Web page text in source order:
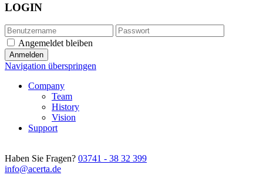
LOGIN
Angemeldet bleiben
Navigation überspringen
Company
Team
History
Vision
Support
Haben Sie Fragen? 03741 - 38 32 399
info@acerta.de